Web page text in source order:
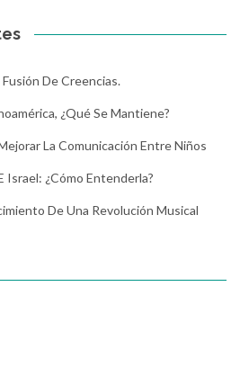
De Creencias.
¿Qué Se Mantiene?
La Comunicación Entre Niños
Israel: ¿Cómo Entenderla?
De Una Revolución Musical